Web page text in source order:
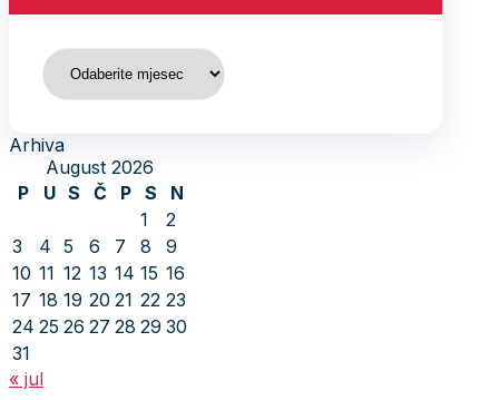
Arhiva
Arhiva
August 2026
P
U S Č P S
N
1
2
3
4 5 6 7 8
9
10 11 12 13 14 15 16
17 18 19 20 21 22 23
24 25 26 27 28 29 30
31
« jul